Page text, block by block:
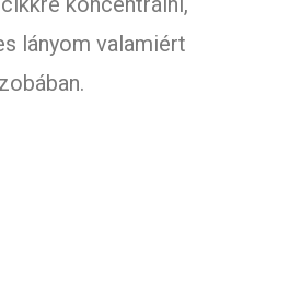
lányom valamiért